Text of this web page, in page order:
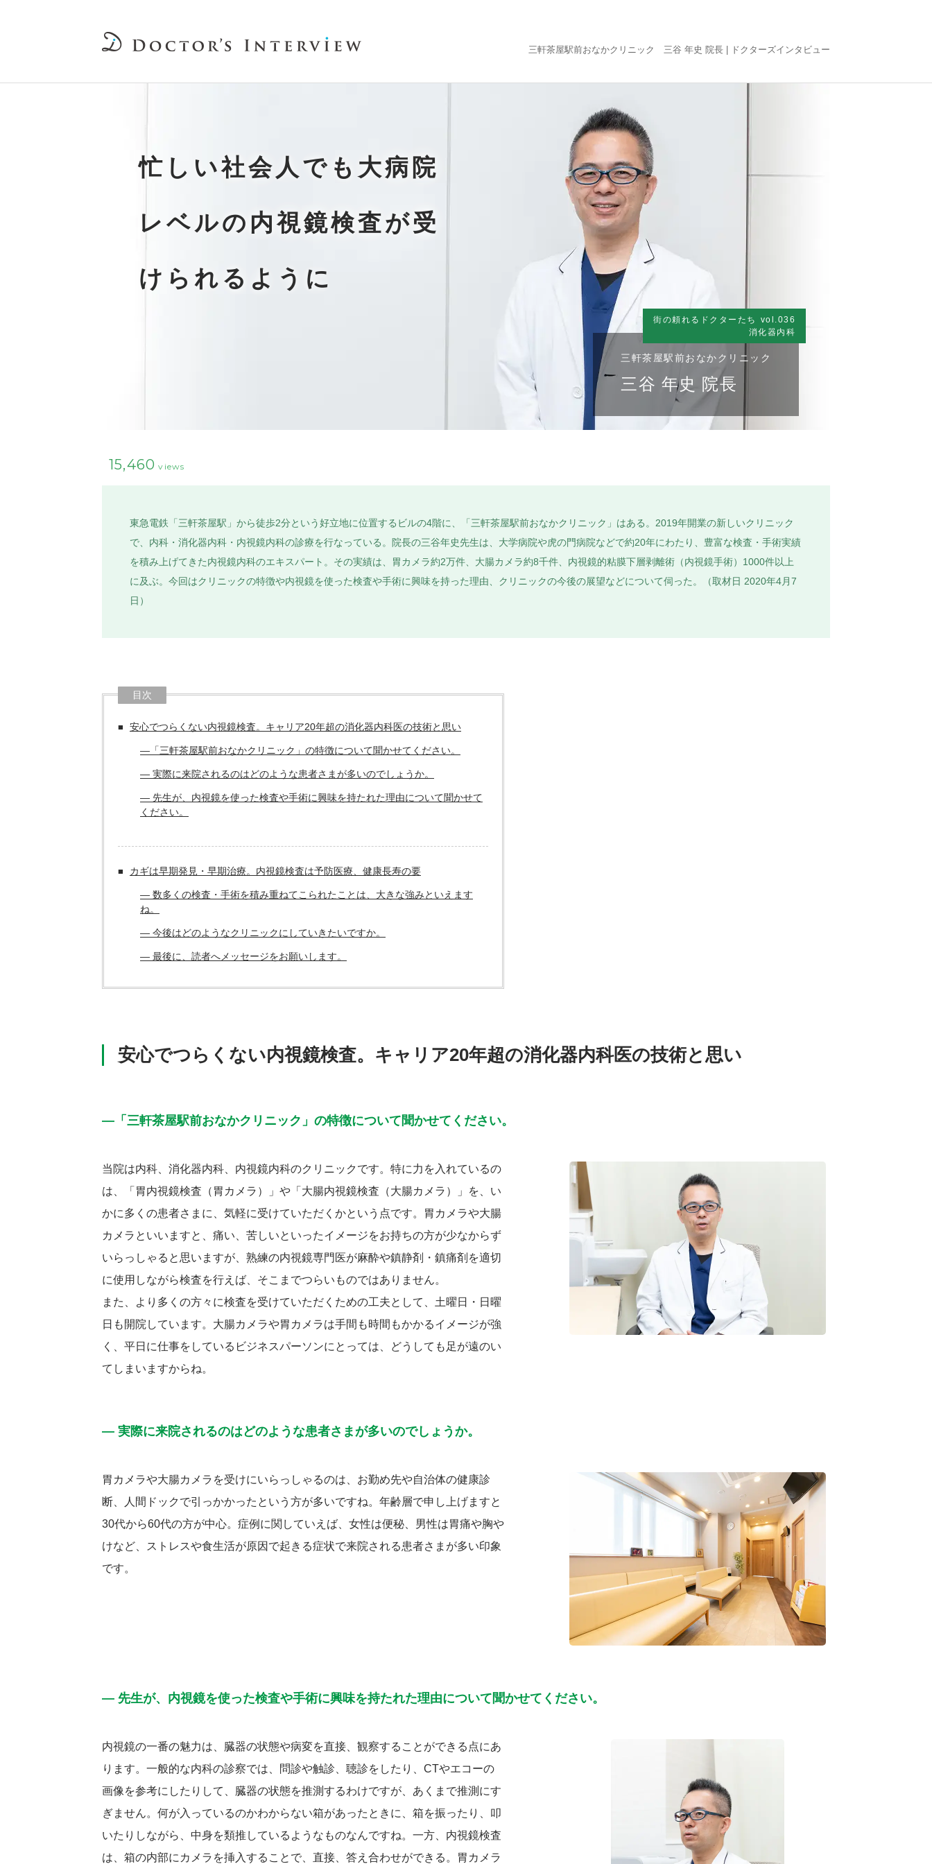
三軒茶屋駅前おなかクリニック 三谷 年史 院長 | ドクターズインタビュー
忙しい社会人でも大病院
レベルの内視鏡検査が受
けられるように
街の頼れるドクターたち
vol.036
消化器内科
三軒茶屋駅前おなかクリニック
三谷 年史 院長
15,460 views
東急電鉄「三軒茶屋駅」から徒歩2分という好立地に位置するビルの4階に、「三軒茶屋駅前おなかクリニック」はある。2019年開業の新しいクリニック
で、内科・消化器内科・内視鏡内科の診療を行なっている。院長の三谷年史先生は、大学病院や虎の門病院などで約20年にわたり、豊富な検査・手術実績
を積み上げてきた内視鏡内科のエキスパート。その実績は、胃カメラ約2万件、大腸カメラ約8千件、内視鏡的粘膜下層剥離術（内視鏡手術）1000件以上
に及ぶ。今回はクリニックの特徴や内視鏡を使った検査や手術に興味を持った理由、クリニックの今後の展望などについて伺った。（取材日 2020年4月7
日）
目次
安心でつらくない内視鏡検査。キャリア20年超の消化器内科医の技術と思い
―「三軒茶屋駅前おなかクリニック」の特徴について聞かせてください。
― 実際に来院されるのはどのような患者さまが多いのでしょうか。
― 先生が、内視鏡を使った検査や手術に興味を持たれた理由について聞かせて
ください。
カギは早期発見・早期治療。内視鏡検査は予防医療、健康長寿の要
― 数多くの検査・手術を積み重ねてこられたことは、大きな強みといえます
ね。
― 今後はどのようなクリニックにしていきたいですか。
― 最後に、読者へメッセージをお願いします。
安心でつらくない内視鏡検査。キャリア20年超の消化器内科医の技術と思い
―「三軒茶屋駅前おなかクリニック」の特徴について聞かせてください。
当院は内科、消化器内科、内視鏡内科のクリニックです。特に力を入れているの
は、「胃内視鏡検査（胃カメラ）」や「大腸内視鏡検査（大腸カメラ）」を、い
かに多くの患者さまに、気軽に受けていただくかという点です。胃カメラや大腸
カメラといいますと、痛い、苦しいといったイメージをお持ちの方が少なからず
いらっしゃると思いますが、熟練の内視鏡専門医が麻酔や鎮静剤・鎮痛剤を適切
に使用しながら検査を行えば、そこまでつらいものではありません。
また、より多くの方々に検査を受けていただくための工夫として、土曜日・日曜
日も開院しています。大腸カメラや胃カメラは手間も時間もかかるイメージが強
く、平日に仕事をしているビジネスパーソンにとっては、どうしても足が遠のい
てしまいますからね。
― 実際に来院されるのはどのような患者さまが多いのでしょうか。
胃カメラや大腸カメラを受けにいらっしゃるのは、お勤め先や自治体の健康診
断、人間ドックで引っかかったという方が多いですね。年齢層で申し上げますと
30代から60代の方が中心。症例に関していえば、女性は便秘、男性は胃痛や胸や
けなど、ストレスや食生活が原因で起きる症状で来院される患者さまが多い印象
です。
― 先生が、内視鏡を使った検査や手術に興味を持たれた理由について聞かせてください。
内視鏡の一番の魅力は、臓器の状態や病変を直接、観察することができる点にあ
ります。一般的な内科の診察では、問診や触診、聴診をしたり、CTやエコーの
画像を参考にしたりして、臓器の状態を推測するわけですが、あくまで推測にす
ぎません。何が入っているのかわからない箱があったときに、箱を振ったり、叩
いたりしながら、中身を類推しているようなものなんですね。一方、内視鏡検査
は、箱の内部にカメラを挿入することで、直接、答え合わせができる。胃カメラ